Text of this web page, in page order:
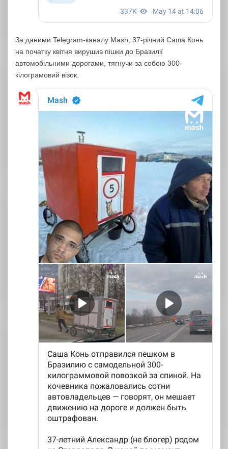
За даними Telegram-каналу Mash, 37-річний Саша Конь
на початку квітня вирушив пішки до Бразилії
автомобільними дорогами, тягнучи за собою 300-
кілограмовий візок.